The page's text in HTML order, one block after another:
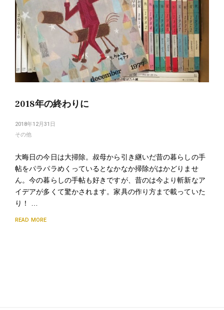
2018年の終わりに
2018年12月31日
その他
大晦日の今日は大掃除。叔母から引き継いだ昔の暮らしの手
帖をパラパラめくっているとなかなか掃除がはかどりませ
ん。今の暮らしの手帖も好きですが、昔のは今より斬新なア
イデアが多くて驚かされます。家具の作り方まで載っていた
り！ …
READ MORE